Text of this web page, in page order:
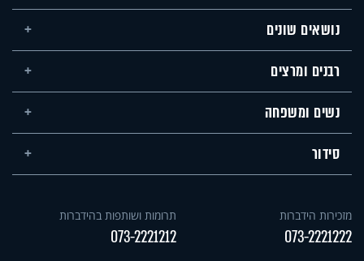
נושאים שונים
רבנים ומרצים
נשים ומשפחה
סידור
מזכירות הידברות
073-2221222
תרומות ושותפות בהידברות
073-2221212